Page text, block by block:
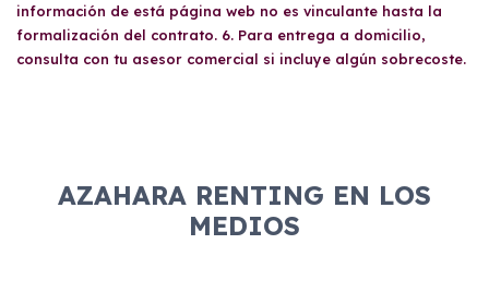
información de está página web no es vinculante hasta la
formalización del contrato. 6. Para entrega a domicilio,
consulta con tu asesor comercial si incluye algún sobrecoste.
AZAHARA RENTING EN LOS
MEDIOS